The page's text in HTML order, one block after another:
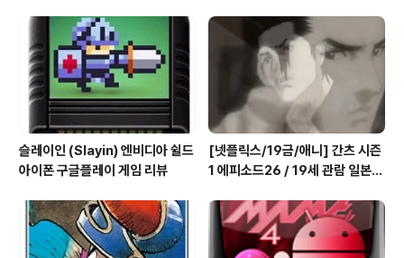
폰 테이크HD Android Emul G
ame)
개입 과정을 설명하시오
슬레이인 (Slayin) 엔비디아 쉴드
아이폰 구글플레이 게임 리뷰
[넷플릭스/19금/애니] 간츠 시즌
1 에피소드26 / 19세 관람 일본